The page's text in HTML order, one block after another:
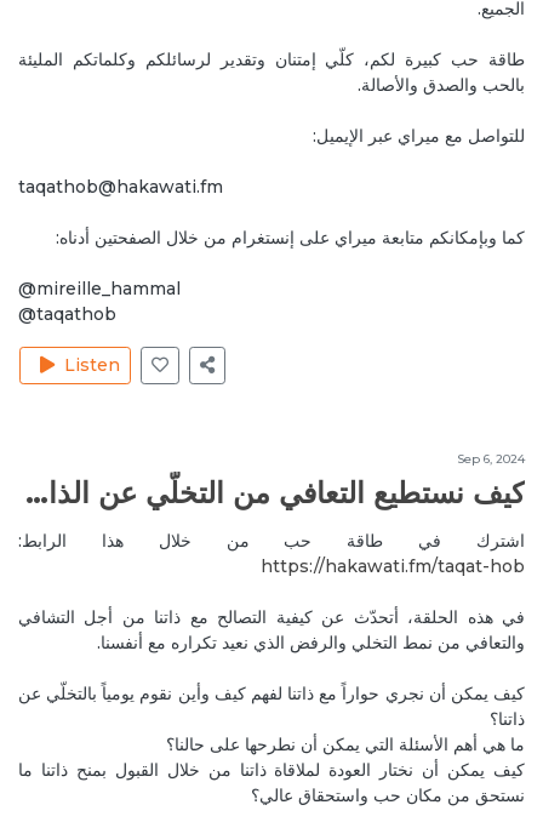
حب الذات Reply
Love you Mireille & Joelle ❤ You rock , keep going 🙌
كيف يمكن أن نحقق المزيد من الوفرة المالية في حياتنا؟
Feb 7, 2020
I Love you Katia ❤
حب الذات
KatiaL
Reply
Love you too Katia! Thank you
JoelleC Feb 8, 2020
Love you too Katia!
حب الذات Reply
RayaC Feb 22, 2020
So how to deal with our sadness? To protect heart
الجميع.
طاقة حب كبيرة لكم، كلّي إمتنان وتقدير لرسائلكم وكلماتكم المليئة
بالحب والصدق والأصالة.
للتواصل مع ميراي عبر الإيميل:
taqathob@hakawati.fm
كما وبإمكانكم متابعة ميراي على إنستغرام من خلال الصفحتين أدناه:
@mireille_hammal
@taqathob
Listen
Sep 6, 2024
كيف نستطيع التعافي من التخلّي عن الذات؟
اشترك في طاقة حب من خلال هذا الرابط:
https://hakawati.fm/taqat-hob‬
في هذه الحلقة، أتحدّث عن كيفية التصالح مع ذاتنا من أجل التشافي
والتعافي من نمط التخلي والرفض الذي نعيد تكراره مع أنفسنا.
كيف يمكن أن نجري حواراً مع ذاتنا لفهم كيف وأين نقوم يومياً بالتخلّي عن
ذاتنا؟
ما هي أهم الأسئلة التي يمكن أن نطرحها على حالنا؟
كيف يمكن أن نختار العودة لملاقاة ذاتنا من خلال القبول بمنح ذاتنا ما
نستحق من مكان حب واستحقاق عالي؟